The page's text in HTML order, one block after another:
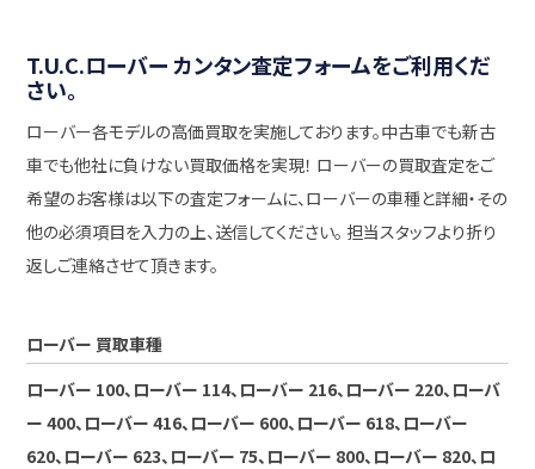
TUCの買取実績 買取屋さんのスタッフblog
店舗紹介 スタッフ紹介
シリアルナンバーの解説 アクセスマップ
T.U.C.ローバー カンタン査定フォームをご利用くだ
さい。
ローバー各モデルの高価買取を実施しております。中古車でも新古
車でも他社に負けない買取価格を実現！ ローバーの買取査定をご
希望のお客様は以下の査定フォームに、ローバーの車種と詳細・その
他の必須項目を入力の上、送信してください。 担当スタッフより折り
返しご連絡させて頂きます。
ローバー 買取車種
ローバー 100、ローバー 114、ローバー 216、ローバー 220、ローバ
ー 400、ローバー 416、ローバー 600、ローバー 618、ローバー
620、ローバー 623、ローバー 75、ローバー 800、ローバー 820、ロ